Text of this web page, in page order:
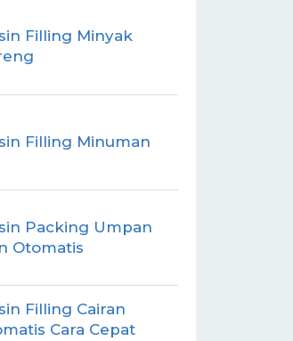
Filling Minyak
Filling Minuman
Packing Umpan
Otomatis
Filling Cairan
Cara Cepat